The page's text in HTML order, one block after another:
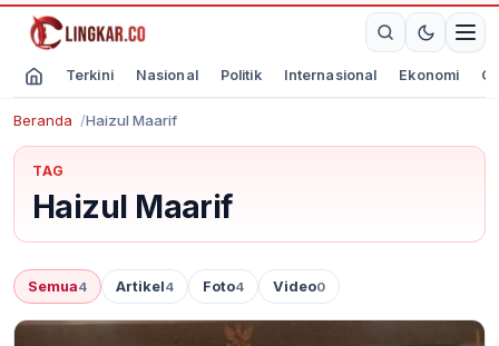
Terkini Nasional Politik Internasional Ekonomi
Beranda Haizul Maarif
TAG
Haizul Maarif
Semua4 Artikel4 Foto4 Video0